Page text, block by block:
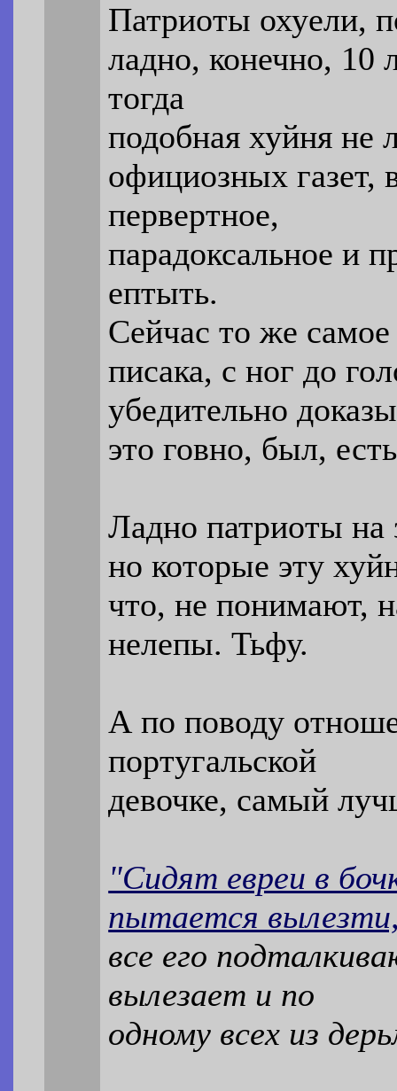
Патриоты охуели,
ладно, конечно, 10
тогда
подобная хуйня не
официозных газет,
первертное,
парадоксальное и
ептыть.
Сейчас то же
писака, с ног до
убедительно
это говно, был,
Ладно патриоты на
но которые эту
что, не понимают,
нелепы. Тьфу.
А по поводу
португальской
девочке, самый
"Сидят евреи в
пытается
все его
вылезает и по
одному всех из